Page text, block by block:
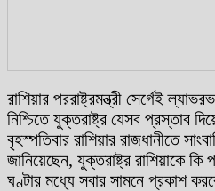
রাশিয়ার পররাষ্ট্রমন্ত্রী সের্গেই
নিশ্চিতে যুক্তরাষ্ট্র যেসব প্রস্তাব
বৃহস্পতিবার রাশিয়ার রাজধানীতে
জানিয়েছেন, যুক্তরাষ্ট্র রাশিয়াকে
ঘণ্টার মধ্যে সবার সামনে প্রকাশ